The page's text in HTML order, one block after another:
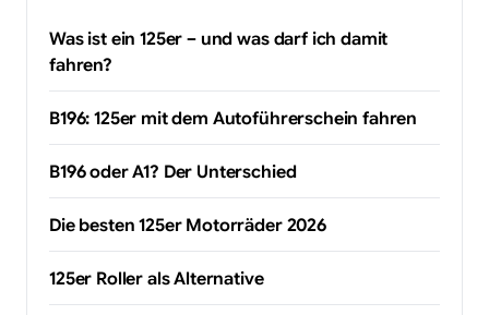
Was ist ein 125er – und was darf ich damit
fahren?
B196: 125er mit dem Autoführerschein fahren
B196 oder A1? Der Unterschied
Die besten 125er Motorräder 2026
125er Roller als Alternative